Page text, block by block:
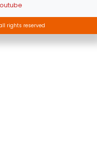
rights reserved